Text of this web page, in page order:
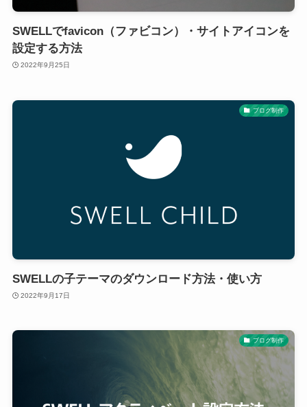
SWELLでfavicon（ファビコン）・サイトアイコンを
設定する方法
2022年9月25日
ブログ制作
SWELLの子テーマのダウンロード方法・使い方
2022年9月17日
ブログ制作